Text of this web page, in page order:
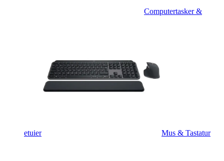
Computertasker &
etuier Mus & Tastatur